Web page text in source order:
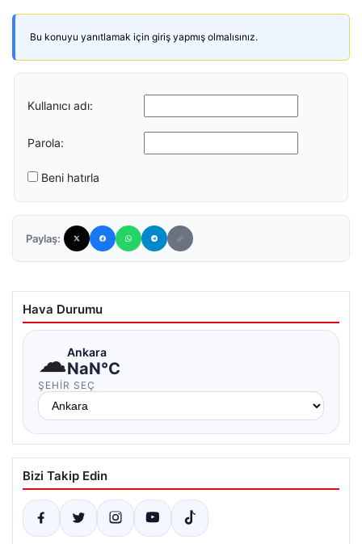
Bu konuyu yanıtlamak için giriş yapmış olmalısınız.
Kullanıcı adı:
Parola:
Beni hatırla
Paylaş:
Hava Durumu
☁Ankara
NaN°C
ŞEHIR SEÇ
Bizi Takip Edin